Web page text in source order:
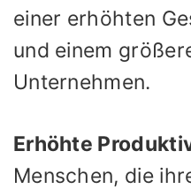
einer erhöhten
und einem
Unternehmen.
Erhöhte
Menschen, die